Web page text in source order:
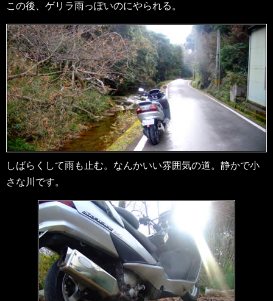
この後、ゲリラ雨っぽいのにやられる。
しばらくして雨も止む。なんかいい雰囲気の道。静かで小
さな川です。